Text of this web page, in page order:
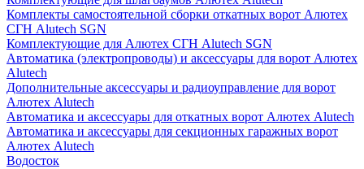
Комплекты самостоятельной сборки откатных ворот Алютех
СГН Alutech SGN
Комплектующие для Алютех СГН Alutech SGN
Автоматика (электропроводы) и аксессуары для ворот Алютех
Alutech
Дополнительные аксессуары и радиоуправление для ворот
Алютех Alutech
Автоматика и аксессуары для откатных ворот Алютех Alutech
Автоматика и аксессуары для секционных гаражных ворот
Алютех Alutech
Водосток